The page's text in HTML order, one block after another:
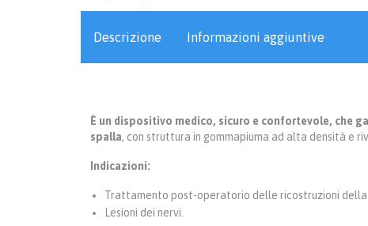
Descrizione Informazioni aggiuntive
È un dispositivo medico, sicuro e confortevole, che
spalla, con struttura in gommapiuma ad alta densità e
Indicazioni:
Trattamento post-operatorio delle ricostruzioni
Lesioni dei nervi.